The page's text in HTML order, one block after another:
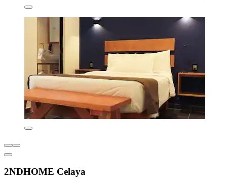
2NDHOME Celaya